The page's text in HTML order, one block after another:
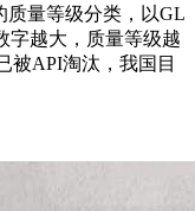
质量等级分类，以GL
字越大，质量等级越
被API淘汰，我国目